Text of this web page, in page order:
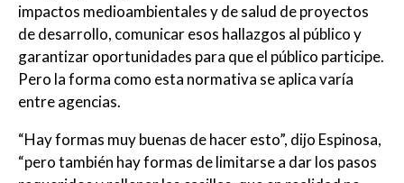
impactos medioambientales y de salud de proyectos
de desarrollo, comunicar esos hallazgos al público y
garantizar oportunidades para que el público participe.
Pero la forma como esta normativa se aplica varía
entre agencias.
“Hay formas muy buenas de hacer esto”, dijo Espinosa,
“pero también hay formas de limitarse a dar los pasos